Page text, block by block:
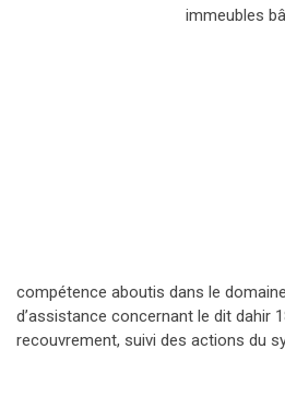
immeubles
compétence aboutis dans le
d’assistance concernant le dit dahir
recouvrement, suivi des actions du